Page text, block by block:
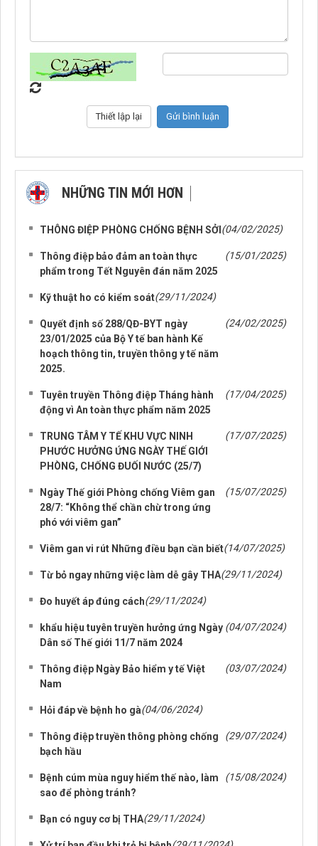
NHỮNG TIN MỚI HƠN
THÔNG ĐIỆP PHÒNG CHỐNG BỆNH SỞI (04/02/2025)
Thông điệp bảo đảm an toàn thực
phẩm trong Tết Nguyên đán năm 2025
(15/01/2025)
Kỹ thuật ho có kiểm soát(29/11/2024)
Quyết định số 288/QĐ-BYT ngày
23/01/2025 của Bộ Y tế ban hành Kế
hoạch thông tin, truyền thông y tế năm
2025.
(24/02/2025)
Tuyên truyền Thông điệp Tháng hành
động vì An toàn thực phẩm năm 2025
(17/04/2025)
TRUNG TÂM Y TẾ KHU VỰC NINH
PHƯỚC HƯỞNG ỨNG NGÀY THẾ GIỚI
PHÒNG, CHỐNG ĐUỐI NƯỚC (25/7)
(17/07/2025)
Ngày Thế giới Phòng chống Viêm gan
28/7: “Không thể chần chừ trong ứng
phó với viêm gan”
(15/07/2025)
Viêm gan vi rút Những điều bạn cần biết(14/07/2025)
Từ bỏ ngay những việc làm dễ gây THA(29/11/2024)
Đo huyết áp đúng cách(29/11/2024)
khẩu hiệu tuyên truyền hưởng ứng Ngày
Dân số Thế giới 11/7 năm 2024
(04/07/2024)
Thông điệp Ngày Bảo hiểm y tế Việt
Nam
(03/07/2024)
Hỏi đáp về bệnh ho gà(04/06/2024)
Thông điệp truyền thông phòng chống
bạch hầu
(29/07/2024)
Bệnh cúm mùa nguy hiểm thế nào, làm
sao để phòng tránh?
(15/08/2024)
Bạn có nguy cơ bị THA(29/11/2024)